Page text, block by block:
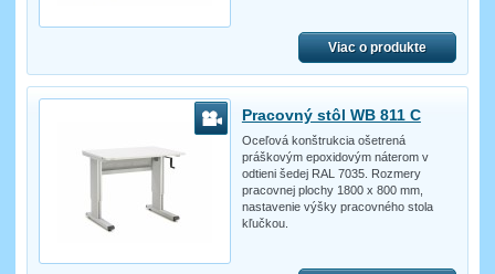
Viac o produkte
Pracovný stôl WB 811 C
Oceľová konštrukcia ošetrená
práškovým epoxidovým náterom v
odtieni šedej RAL 7035. Rozmery
pracovnej plochy 1800 x 800 mm,
nastavenie výšky pracovného stola
kľučkou.